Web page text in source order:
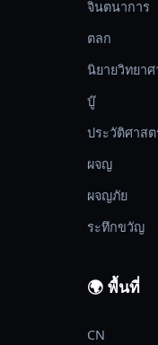
จินตนาการ
ตลก
นิยายวิทยา
บู๊
ประวัติศาส
ผจญ
ผจญภัย
ระทึกขวัญ
🌍 พื้นที่
CN